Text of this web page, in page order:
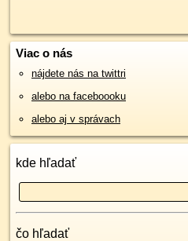
Viac o nás
nájdete nás na twittri
alebo na faceboooku
alebo aj v správach
kde hľadať
čo hľadať